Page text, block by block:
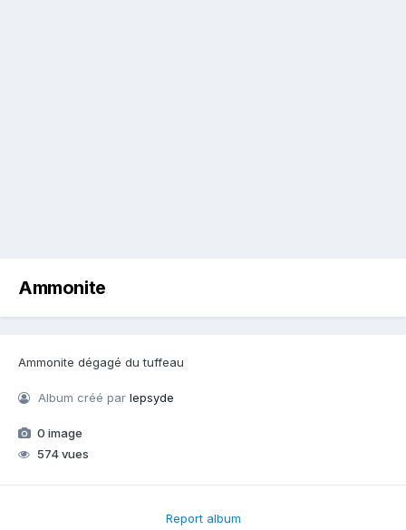
Ammonite
Ammonite dégagé du tuffeau
Album créé parlepsyde
0 image
574 vues
Report album